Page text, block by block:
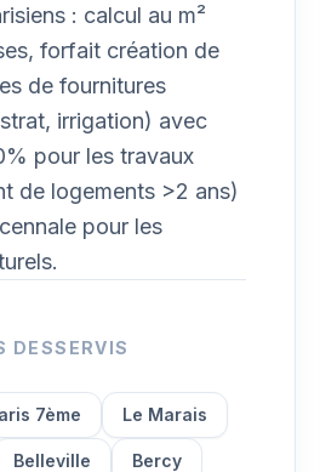
: calcul au m²
forfait création de
de fournitures
irrigation) avec
pour les travaux
de logements >2 ans)
pour les
DESSERVIS
7ème Le Marais
Belleville Bercy